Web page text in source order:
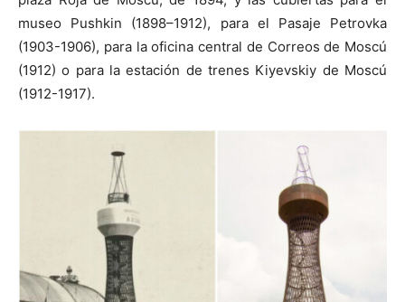
museo Pushkin (1898–1912), para el Pasaje Petrovka
(1903-1906), para la oficina central de Correos de Moscú
(1912) o para la estación de trenes Kiyevskiy de Moscú
(1912-1917).